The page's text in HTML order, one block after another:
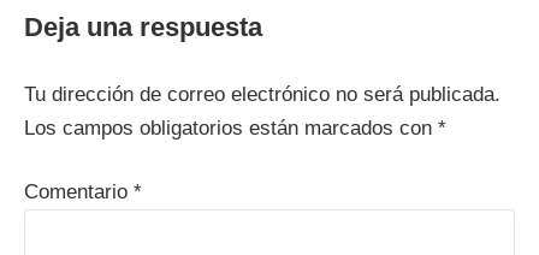
Deja una respuesta
Tu dirección de correo electrónico no será publicada.
Los campos obligatorios están marcados con *
Comentario *